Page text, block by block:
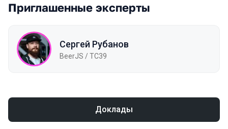
Приглашенные эксперты
Сергей Рубанов
BeerJS / TC39
Доклады